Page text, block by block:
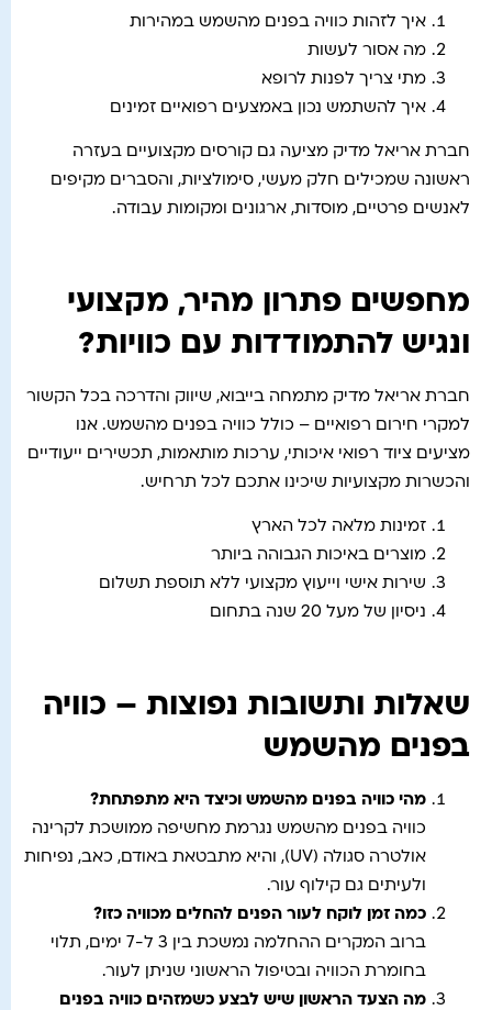
איך לזהות כוויה בפנים מהשמש במהירות
מה אסור לעשות
מתי צריך לפנות לרופא
איך להשתמש נכון באמצעים רפואיים זמינים
חברת אריאל מדיק מציעה גם קורסים מקצועיים בעזרה
ראשונה שמכילים חלק מעשי, סימולציות, והסברים מקיפים
לאנשים פרטיים, מוסדות, ארגונים ומקומות עבודה.
מחפשים פתרון מהיר, מקצועי
ונגיש להתמודדות עם כוויות?
חברת אריאל מדיק מתמחה בייבוא, שיווק והדרכה בכל הקשור
למקרי חירום רפואיים – כולל כוויה בפנים מהשמש. אנו
מציעים ציוד רפואי איכותי, ערכות מותאמות, תכשירים ייעודיים
והכשרות מקצועיות שיכינו אתכם לכל תרחיש.
זמינות מלאה לכל הארץ
מוצרים באיכות הגבוהה ביותר
שירות אישי וייעוץ מקצועי ללא תוספת תשלום
ניסיון של מעל 20 שנה בתחום
שאלות ותשובות נפוצות – כוויה
בפנים מהשמש
מהי כוויה בפנים מהשמש וכיצד היא מתפתחת?
כוויה בפנים מהשמש נגרמת מחשיפה ממושכת לקרינה
אולטרה סגולה (UV), והיא מתבטאת באודם, כאב, נפיחות
ולעיתים גם קילוף עור.
כמה זמן לוקח לעור הפנים להחלים מכוויה כזו?
ברוב המקרים ההחלמה נמשכת בין 3 ל-7 ימים, תלוי
בחומרת הכוויה ובטיפול הראשוני שניתן לעור.
מה הצעד הראשון שיש לבצע כשמזהים כוויה בפנים